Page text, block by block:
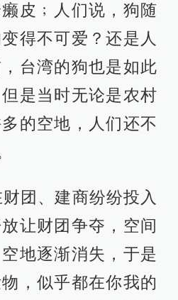
皮﹔人们说，狗随
得不可爱？还是人
台湾的狗也是如此
是当时无论是农村
的空地，人们还不
团、建商纷纷投入
让财团争夺，空间
地逐渐消失，于是
，似乎都在你我的